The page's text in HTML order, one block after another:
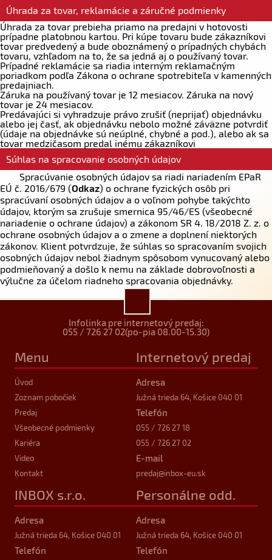
Úhrada za tovar, reklamácie a záručné podmienky
Úhrada za tovar prebieha priamo na predajni v hotovosti
prípadne platobnou kartou. Pri kúpe tovaru bude zákazníkovi
tovar predvedený a bude oboznámený o prípadných chybách
tovaru, vzhľadom na to, že sa jedná aj o používaný tovar.
Prípadné reklamácie sa riadia interným reklamačným
poriadkom podľa Zákona o ochrane spotrebiteľa v kamenných
predajniach.
Záruka na používaný tovar je 12 mesiacov. Záruka na nový
tovar je 24 mesiacov.
Predávajúci si vyhradzuje právo zrušiť (neprijať) objednávku
alebo jej časť, ak objednávku nebolo možné záväzne potvrdiť
(údaje na objednávke sú neúplné, chybné a pod.), alebo ak sa
tovar medzičasom predal inému zákazníkovi
Súhlas na spracovanie osobných údajov
Spracúvanie osobných údajov sa riadi nariadením EPaR
EÚ č. 2016/679 (Odkaz) o ochrane fyzických osôb pri
spracúvaní osobných údajov a o voľnom pohybe takýchto
údajov, ktorým sa zrušuje smernica 95/46/ES (všeobecné
nariadenie o ochrane údajov) a zákonom SR 4. 18/2018 Z. z. o
ochrane osobných údajov a o zmene a doplnení niektorých
zákonov. Klient potvrdzuje, že súhlas so spracovaním svojich
osobných údajov nebol žiadnym spôsobom vynucovaný alebo
podmieňovaný a došlo k nemu na základe dobrovoľnosti a
výlučne za účelom riadneho spracovania objednávky.
Infolinka pre internetový predaj:
055 / 726 27 02(po-pia 08.00-15.30)
Menu
Úvod
Zoznam pobočiek
Predaj
Všeobecné podmienky
Kariéra
Video
Kontakt
Internetový predaj
Adresa
Južná trieda 64, Košice 040 01
Telefón
055 / 726 27 18
055 / 726 27 02
E-mail
predaj@inbox-eu.sk
INBOX s.r.o.
Adresa
Južná trieda 64, Košice 040 01
Telefón
Personálne odd.
Adresa
Južná trieda 64, Košice 040 01
Telefón